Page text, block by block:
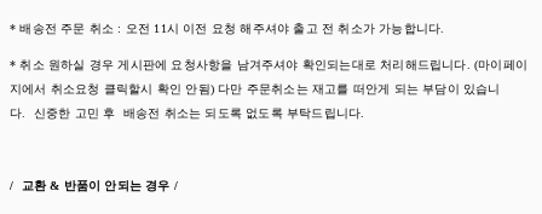
* 배송전 주문 취소 : 오전 11시 이전 요청 해주셔야 출고 전 취소가 가능합니다.
* 취소 원하실 경우 게시판에 요청사항을 남겨주셔야 확인되는대로 처리해드립니다. (마이페이
지에서 취소요청 클릭할시 확인 안됨) 다만 주문취소는 재고를 떠안게 되는 부담이 있습니
다. 신중한 고민 후 배송전 취소는 되도록 없도록 부탁드립니다.
/ 교환 & 반품이 안되는 경우 /